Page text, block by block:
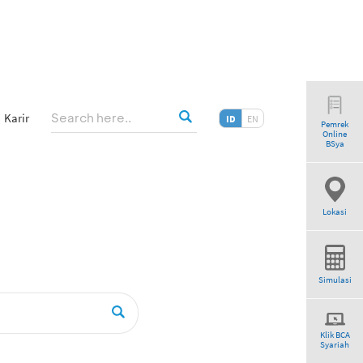
Karir ID EN
Pemrek
Online
BSya
Lokasi
Simulasi
Klik BCA
Syariah